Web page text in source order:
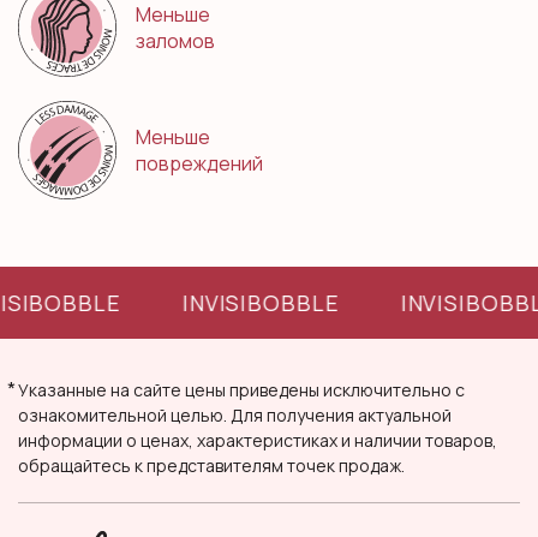
Меньше
заломов
Меньше
повреждений
INVISIBOBBLE
*Указанные на сайте цены приведены исключительно с
ознакомительной целью. Для получения актуальной
информации о ценах, характеристиках и наличии товаров,
обращайтесь к представителям точек продаж.